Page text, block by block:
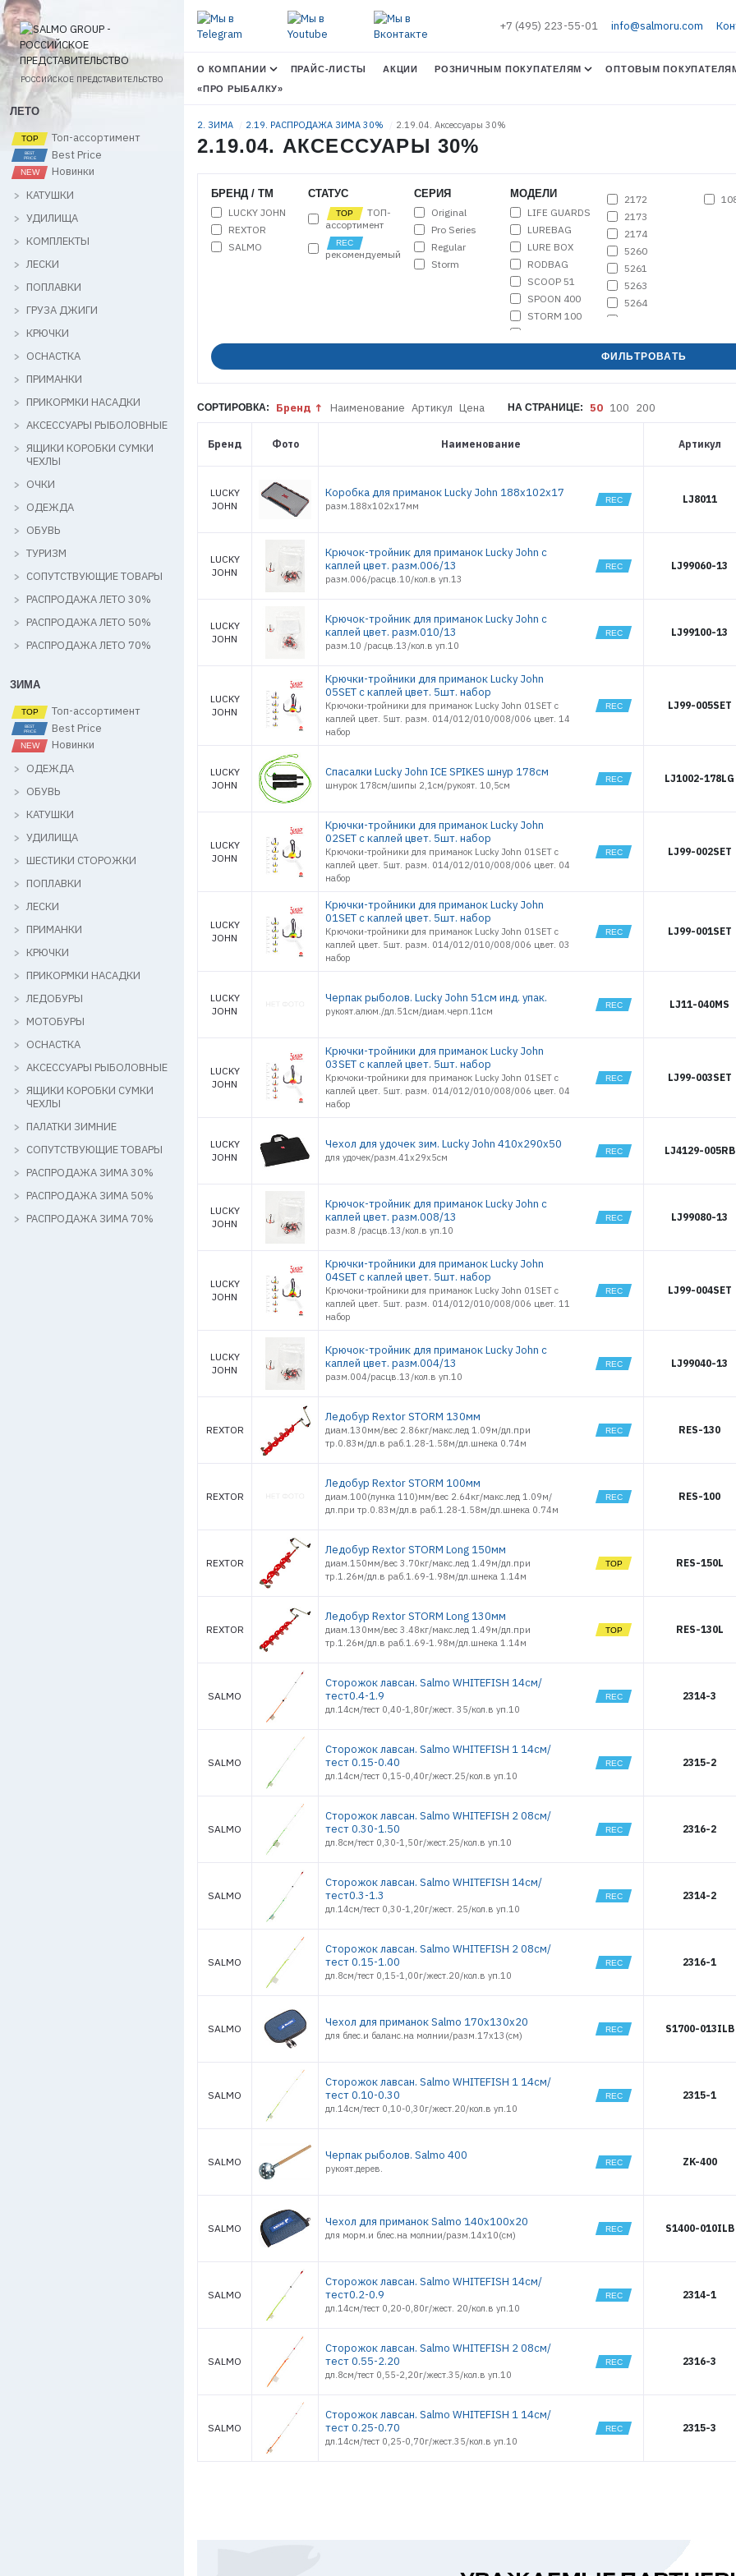
ПАРОЛЬ
ЗАБЫЛИ ПАРОЛЬ?
РЕГИСТРАЦИЯ РОЗНИЦА
РОССИЙСКОЕ ПРЕДСТАВИТЕЛЬСТВО
ЛЕТО
Топ-ассортимент
Best Price
Новинки
КАТУШКИ
УДИЛИЩА
КОМПЛЕКТЫ
ЛЕСКИ
ПОПЛАВКИ
ГРУЗА ДЖИГИ
КРЮЧКИ
ОСНАСТКА
ПРИМАНКИ
ПРИКОРМКИ НАСАДКИ
АКСЕССУАРЫ РЫБОЛОВНЫЕ
ЯЩИКИ КОРОБКИ СУМКИ
ЧЕХЛЫ
ОЧКИ
ОДЕЖДА
ОБУВЬ
ТУРИЗМ
СОПУТСТВУЮЩИЕ ТОВАРЫ
РАСПРОДАЖА ЛЕТО 30%
РАСПРОДАЖА ЛЕТО 50%
РАСПРОДАЖА ЛЕТО 70%
ЗИМА
Топ-ассортимент
Best Price
Новинки
ОДЕЖДА
ОБУВЬ
КАТУШКИ
УДИЛИЩА
ШЕСТИКИ СТОРОЖКИ
ПОПЛАВКИ
ЛЕСКИ
ПРИМАНКИ
КРЮЧКИ
ПРИКОРМКИ НАСАДКИ
ЛЕДОБУРЫ
МОТОБУРЫ
ОСНАСТКА
АКСЕССУАРЫ РЫБОЛОВНЫЕ
ЯЩИКИ КОРОБКИ СУМКИ
ЧЕХЛЫ
ПАЛАТКИ ЗИМНИЕ
СОПУТСТВУЮЩИЕ ТОВАРЫ
РАСПРОДАЖА ЗИМА 30%
РАСПРОДАЖА ЗИМА 50%
РАСПРОДАЖА ЗИМА 70%
+7 (495) 223-55-01 info@salmoru.com
О КОМПАНИИ ПРАЙС-ЛИСТЫ АКЦИИ РОЗНИЧНЫМ ПОКУПАТЕЛЯМ ОПТОВЫМ
«ПРО РЫБАЛКУ»
2. ЗИМА 2.19. РАСПРОДАЖА ЗИМА 30% 2.19.04. Аксессуары 30%
2.19.04. АКСЕССУАРЫ 30%
БРЕНД / ТМ
LUCKY JOHN
REXTOR
SALMO
СТАТУС
ТОП-
ассортимент
рекомендуемый
СЕРИЯ
Original
Pro Series
Regular
Storm
МОДЕЛИ
LIFE GUARDS
LUREBAG
LURE BOX
RODBAG
SCOOP 51
SPOON 400
STORM 100
TR WITH
DROP 004
DROP 010
WHITEFISH 1
2172
2173
2174
5260
5261
5263
5264
7676
7677
7679
9559
10736
13299
13615
ФИЛЬТРОВАТЬ
СОРТИРОВКА: Бренд Наименование Артикул Цена НА СТРАНИЦЕ: 50 100 200
Бренд Фото Наименование Артикул
LUCKY
JOHN
Коробка для приманок Lucky John 188x102x17
разм.188x102x17мм
LJ8011
LUCKY
JOHN
Крючок-тройник для приманок Lucky John с
каплей цвет. разм.006/13
разм.006/расцв.10/кол.в уп.13
LJ99060-13
LUCKY
JOHN
Крючок-тройник для приманок Lucky John с
каплей цвет. разм.010/13
разм.10 /расцв.13/кол.в уп.10
LJ99100-13
LUCKY
JOHN
Крючки-тройники для приманок Lucky John
05SET с каплей цвет. 5шт. набор
Крючоки-тройники для приманок Lucky John 01SET с
каплей цвет. 5шт. разм. 014/012/010/008/006 цвет. 14
набор
LJ99-005SET
LUCKY
JOHN
Спасалки Lucky John ICE SPIKES шнур 178см
шнурок 178см/шипы 2,1см/рукоят. 10,5см
LJ1002-178LG
LUCKY
JOHN
Крючки-тройники для приманок Lucky John
02SET с каплей цвет. 5шт. набор
Крючоки-тройники для приманок Lucky John 01SET с
каплей цвет. 5шт. разм. 014/012/010/008/006 цвет. 04
набор
LJ99-002SET
LUCKY
JOHN
Крючки-тройники для приманок Lucky John
01SET с каплей цвет. 5шт. набор
Крючоки-тройники для приманок Lucky John 01SET с
каплей цвет. 5шт. разм. 014/012/010/008/006 цвет. 03
набор
LJ99-001SET
LUCKY
JOHN
Черпак рыболов. Lucky John 51см инд. упак.
рукоят.алюм./дл.51см/диам.черп.11см
LJ11-040MS
LUCKY
JOHN
Крючки-тройники для приманок Lucky John
03SET с каплей цвет. 5шт. набор
Крючоки-тройники для приманок Lucky John 01SET с
каплей цвет. 5шт. разм. 014/012/010/008/006 цвет. 04
набор
LJ99-003SET
LUCKY
JOHN
Чехол для удочек зим. Lucky John 410х290х50
для удочек/разм.41х29х5см
LJ4129-005RB
LUCKY
JOHN
Крючок-тройник для приманок Lucky John с
каплей цвет. разм.008/13
разм.8 /расцв.13/кол.в уп.10
LJ99080-13
LUCKY
JOHN
Крючки-тройники для приманок Lucky John
04SET с каплей цвет. 5шт. набор
Крючоки-тройники для приманок Lucky John 01SET с
каплей цвет. 5шт. разм. 014/012/010/008/006 цвет. 11
набор
LJ99-004SET
LUCKY
JOHN
Крючок-тройник для приманок Lucky John с
каплей цвет. разм.004/13
разм.004/расцв.13/кол.в уп.10
LJ99040-13
REXTOR
Ледобур Rextor STORM 130мм
диам.130мм/вес 2.86кг/макс.лед 1.09м/дл.при
тр.0.83м/дл.в раб.1.28-1.58м/дл.шнека 0.74м
RES-130
REXTOR
Ледобур Rextor STORM 100мм
диам.100(лунка 110)мм/вес 2.64кг/макс.лед 1.09м/
дл.при тр.0.83м/дл.в раб.1.28-1.58м/дл.шнека 0.74м
RES-100
REXTOR
Ледобур Rextor STORM Long 150мм
диам.150мм/вес 3.70кг/макс.лед 1.49м/дл.при
тр.1.26м/дл.в раб.1.69-1.98м/дл.шнека 1.14м
RES-150L
REXTOR
Ледобур Rextor STORM Long 130мм
диам.130мм/вес 3.48кг/макс.лед 1.49м/дл.при
тр.1.26м/дл.в раб.1.69-1.98м/дл.шнека 1.14м
RES-130L
SALMO
Сторожок лавсан. Salmo WHITEFISH 14см/
тест0.4-1.9
дл.14см/тест 0,40-1,80г/жест. 35/кол.в уп.10
2314-3
SALMO
Сторожок лавсан. Salmo WHITEFISH 1 14см/
тест 0.15-0.40
дл.14см/тест 0,15-0,40г/жест.25/кол.в уп.10
2315-2
SALMO
Сторожок лавсан. Salmo WHITEFISH 2 08см/
тест 0.30-1.50
дл.8см/тест 0,30-1,50г/жест.25/кол.в уп.10
2316-2
SALMO
Сторожок лавсан. Salmo WHITEFISH 14см/
тест0.3-1.3
дл.14см/тест 0,30-1,20г/жест. 25/кол.в уп.10
2314-2
SALMO
Сторожок лавсан. Salmo WHITEFISH 2 08см/
тест 0.15-1.00
дл.8см/тест 0,15-1,00г/жест.20/кол.в уп.10
2316-1
SALMO Чехол для приманок Salmo 170x130х20
для блес.и баланс.на молнии/разм.17х13(см)
S1700-013ILB
SALMO
Сторожок лавсан. Salmo WHITEFISH 1 14см/
тест 0.10-0.30
дл.14см/тест 0,10-0,30г/жест.20/кол.в уп.10
2315-1
SALMO Черпак рыболов. Salmo 400
рукоят.дерев.
ZK-400
SALMO Чехол для приманок Salmo 140x100х20
для морм.и блес.на молнии/разм.14х10(см)
S1400-010ILB
SALMO
Сторожок лавсан. Salmo WHITEFISH 14см/
тест0.2-0.9
дл.14см/тест 0,20-0,80г/жест. 20/кол.в уп.10
2314-1
SALMO
Сторожок лавсан. Salmo WHITEFISH 2 08см/
тест 0.55-2.20
дл.8см/тест 0,55-2,20г/жест.35/кол.в уп.10
2316-3
SALMO
Сторожок лавсан. Salmo WHITEFISH 1 14см/
тест 0.25-0.70
дл.14см/тест 0,25-0,70г/жест.35/кол.в уп.10
2315-3